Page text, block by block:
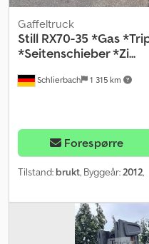
Schlierbach 1 315 km
Gaffeltruck
Still RX70-35 *Gas
*Seitenschieber *Zi...
Forespørre
Tilstand: brukt, Byggeår:2012,